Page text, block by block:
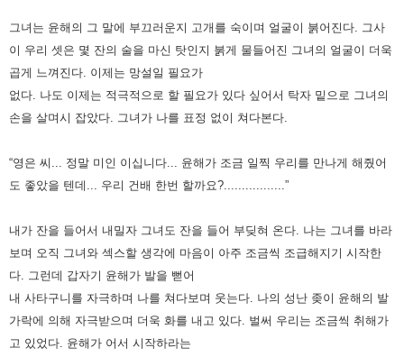
그녀는 윤해의 그 말에 부끄러운지 고개를 숙이며 얼굴이 붉어진다.
그사
이 우리 셋은 몇 잔의 술을 마신 탓인지 붉게 물들어진 그녀의 얼굴이 더욱
곱게 느껴진다. 이제는 망설일 필요가
없다. 나도 이제는 적극적으로 할 필요가 있다 싶어서 탁자 밑으로 그녀의
손을 살며시 잡았다.
그녀가 나를 표정 없이 쳐다본다.
“영은 씨... 정말 미인 이십니다... 윤해가 조금 일찍 우리를 만나게 해줬어
도 좋았을 텐데... 우리 건배 한번 할까요?.................”
내가 잔을 들어서 내밀자 그녀도 잔을 들어 부딪혀 온다. 나는 그녀를 바라
보며 오직 그녀와 섹스할 생각에 마음이 아주 조금씩 조급해지기 시작한
다.
그런데 갑자기 윤해가 발을 뻗어
내 사타구니를 자극하며 나를 쳐다보며 웃는다. 나의 성난 좆이 윤해의 발
가락에 의해 자극받으며 더욱 화를 내고 있다. 벌써 우리는 조금씩 취해가
고 있었다. 윤해가 어서 시작하라는